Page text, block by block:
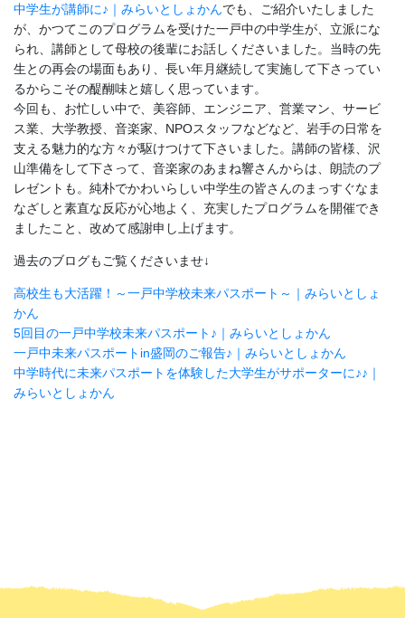
中学生が講師に♪｜みらいとしょかんでも、ご紹介いたしました
が、かつてこのプログラムを受けた一戸中の中学生が、立派にな
られ、講師として母校の後輩にお話しくださいました。当時の先
生との再会の場面もあり、長い年月継続して実施して下さってい
るからこその醍醐味と嬉しく思っています。
今回も、お忙しい中で、美容師、エンジニア、営業マン、サービ
ス業、大学教授、音楽家、NPOスタッフなどなど、岩手の日常を
支える魅力的な方々が駆けつけて下さいました。講師の皆様、沢
山準備をして下さって、音楽家のあまね響さんからは、朗読のプ
レゼントも。純朴でかわいらしい中学生の皆さんのまっすぐなま
なざしと素直な反応が心地よく、充実したプログラムを開催でき
ましたこと、改めて感謝申し上げます。
過去のブログもご覧くださいませ↓
高校生も大活躍！～一戸中学校未来パスポート～｜みらいとしょ
かん
5回目の一戸中学校未来パスポート♪｜みらいとしょかん
一戸中未来パスポートin盛岡のご報告♪｜みらいとしょかん
中学時代に未来パスポートを体験した大学生がサポーターに♪♪｜
みらいとしょかん